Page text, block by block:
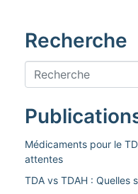
Recherche
Médicaments pour le
attentes
TDA vs TDAH : Quelles